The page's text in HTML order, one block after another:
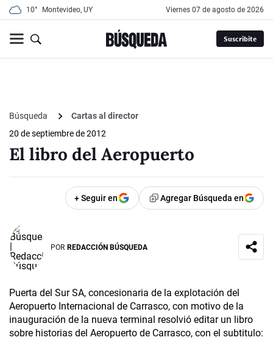
10° Montevideo, UY viernes 07 de agosto de 2026
Suscribite
Búsqueda
Cartas al director
20 de septiembre de 2012
El libro del Aeropuerto
+ Seguir en Agregar Búsqueda en
POR REDACCIÓN BÚSQUEDA
Puerta del Sur SA, concesionaria de la explotación del
Aeropuerto Internacional de Carrasco, con motivo de la
inauguración de la nueva terminal resolvió editar un libro
sobre historias del Aeropuerto de Carrasco, con el subtitulo: